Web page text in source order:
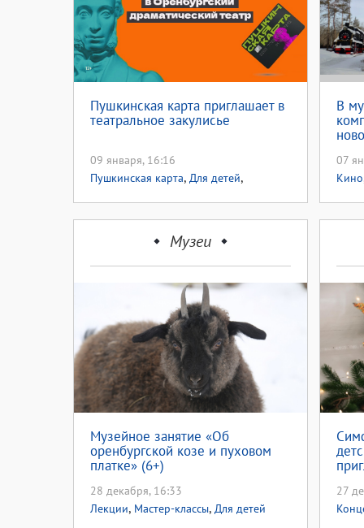
Пушкинская карта приглашает в
театральное закулисье
09 января, 16:16
Пушкинская карта, Для детей,
В
07
Кино
Музеи
Музейное занятие «Об
оренбургской козе и пуховом
платке» (6+)
28 декабря, 16:33
Лекции, Мастер-классы, Для детей
27